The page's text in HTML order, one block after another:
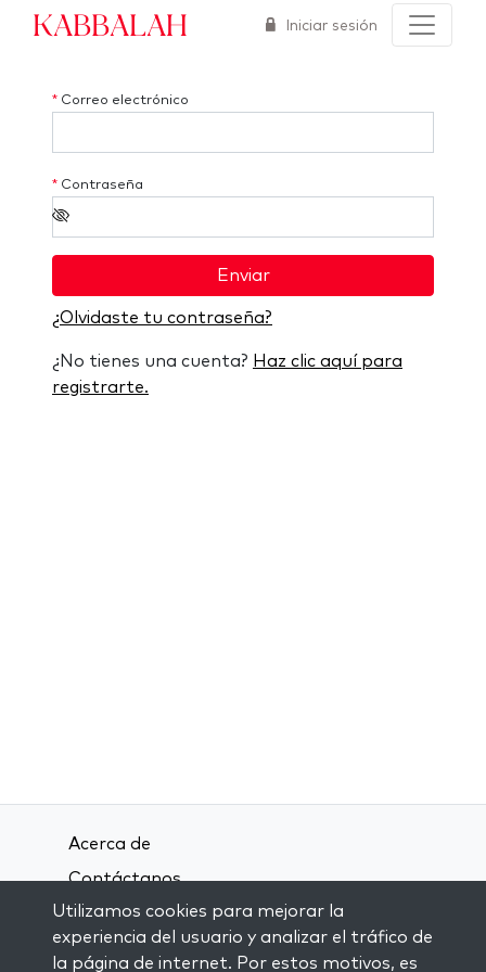
Kabbalah Iniciar sesión
* Correo electrónico
* Contraseña
Enviar
¿Olvidaste tu contraseña?
¿No tienes una cuenta? Haz clic aquí para
registrarte.
Acerca de
Contáctanos
Términos y condiciones
Política de privacidad
Utilizamos cookies para mejorar la
experiencia del usuario y analizar el tráfico de
la página de internet. Por estos motivos, es